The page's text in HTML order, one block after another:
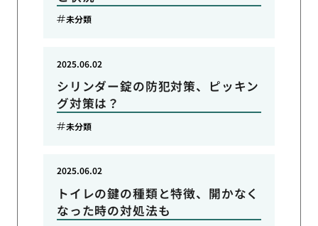
未分類
シリンダー錠の防犯対策、ピッキン
グ対策は？
2025.06.02
未分類
トイレの鍵の種類と特徴、開かなく
なった時の対処法も
2025.06.02